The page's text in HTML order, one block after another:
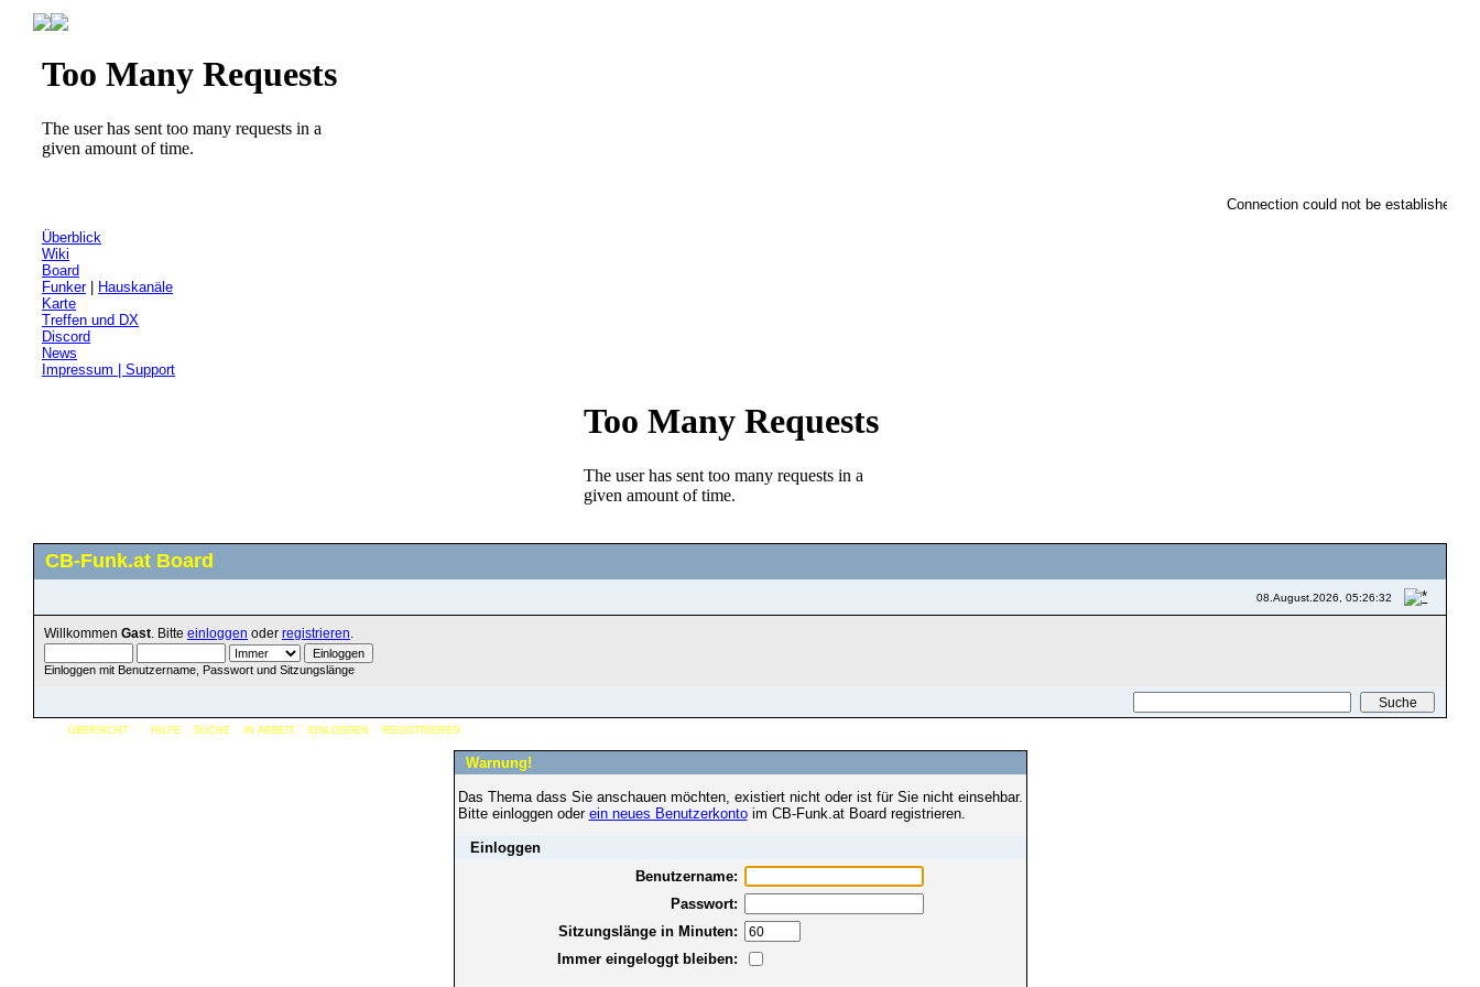
Connection could not be established.
Überblick
Wiki
Board
Funker|
Hauskanäle
Karte
Treffen und DX
Discord
News
Impressum | Support
CB-Funk.at Board
08.August.2026, 05:26:32
Willkommen Gast . Bitte einloggen oder registrieren
Einloggen mit Benutzername, Passwort und Sitzungslänge
ÜBERSICHT HILFE SUCHE IN ARBEIT EINLOGGEN REGISTRIEREN
Warnung!
Das Thema dass Sie anschauen möchten, existiert nicht oder ist für Sie nicht einsehbar.
Bitte einloggen oder ein neues Benutzerkontoim CB-Funk.at Board registrieren.
Einloggen
Benutzername:
Passwort:
Sitzungslänge in Minuten:
Immer eingeloggt bleiben: